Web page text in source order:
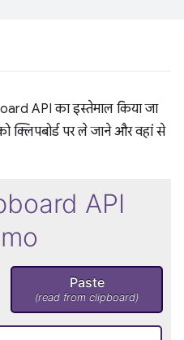
API का इस्तेमाल किया जा
क्लिपबोर्ड पर ले जाने और वहां से